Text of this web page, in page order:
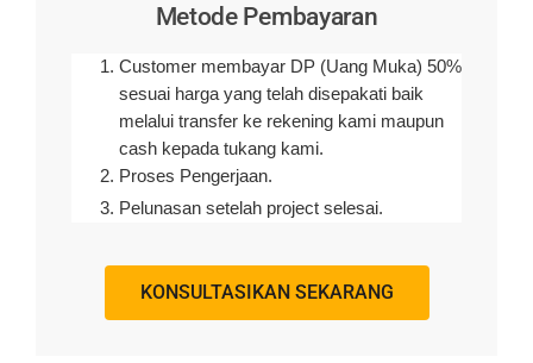
Metode Pembayaran
Customer membayar DP (Uang Muka) 50%
sesuai harga yang telah disepakati baik
melalui transfer ke rekening kami maupun
cash kepada tukang kami.
Proses Pengerjaan.
Pelunasan setelah project selesai.
KONSULTASIKAN SEKARANG